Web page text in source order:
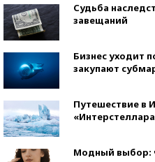
Судьба
завещаний
Бизнес уходит
закупают
Путешествие в
Модный выбор: